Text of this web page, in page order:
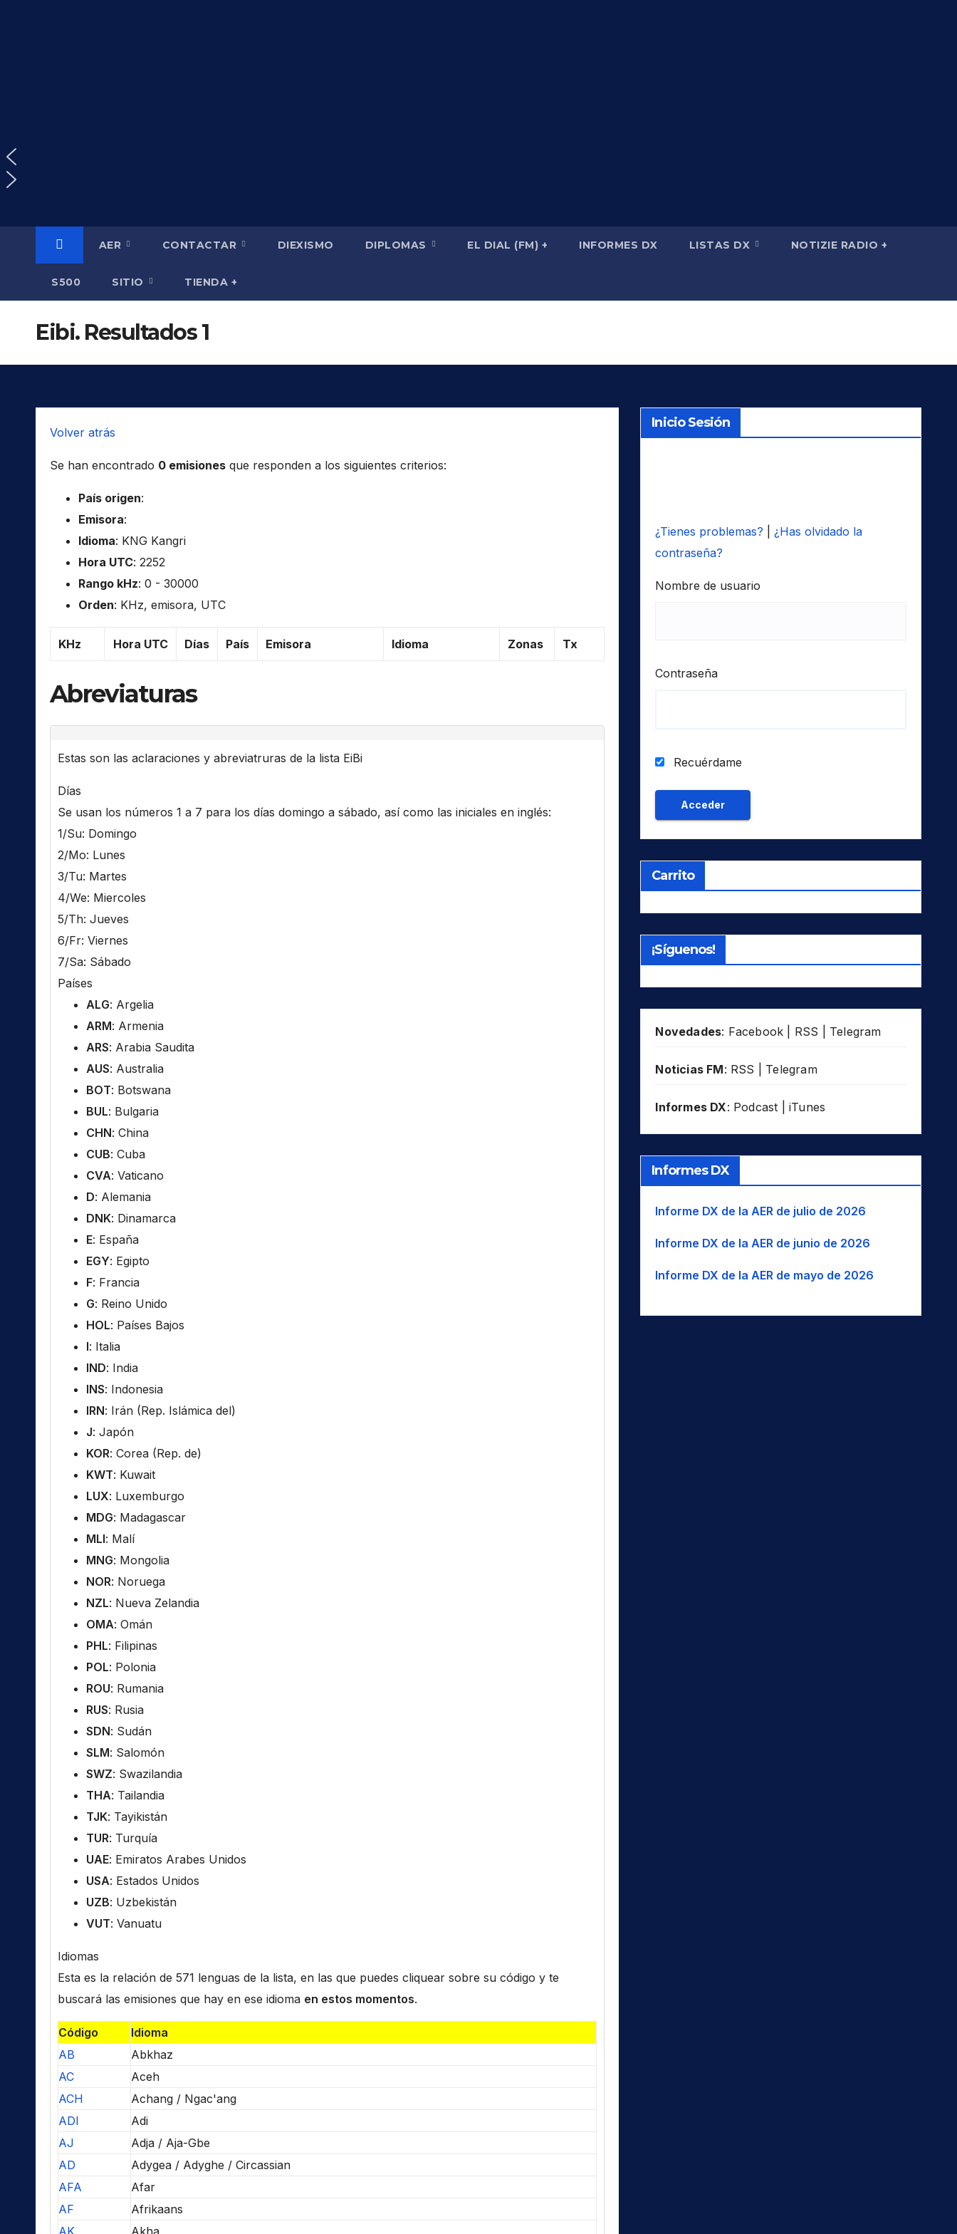
AER CONTACTAR DIEXISMO DIPLOMAS EL DIAL (FM) + INFORMES DX LISTAS DX NOTIZIE RADIO +
S500 SITIO TIENDA +
Eibi. Resultados 1
Volver atrás
Se han encontrado 0 emisiones que responden a los siguientes criterios:
País origen:
Emisora:
Idioma: KNG Kangri
Hora UTC: 2252
Rango kHz: 0 - 30000
Orden: KHz, emisora, UTC
KHz Hora UTC Días País Emisora Idioma Zonas Tx
Abreviaturas
Estas son las aclaraciones y abreviatruras de la lista EiBi
Días
Se usan los números 1 a 7 para los días domingo a sábado, así como las iniciales en inglés:
1/Su: Domingo
2/Mo: Lunes
3/Tu: Martes
4/We: Miercoles
5/Th: Jueves
6/Fr: Viernes
7/Sa: Sábado
Países
ALG: Argelia
ARM: Armenia
ARS: Arabia Saudita
AUS: Australia
BOT: Botswana
BUL: Bulgaria
CHN: China
CUB: Cuba
CVA: Vaticano
D: Alemania
DNK: Dinamarca
E: España
EGY: Egipto
F: Francia
G: Reino Unido
HOL: Países Bajos
I: Italia
IND: India
INS: Indonesia
IRN: Irán (Rep. Islámica del)
J: Japón
KOR: Corea (Rep. de)
KWT: Kuwait
LUX: Luxemburgo
MDG: Madagascar
MLI: Malí
MNG: Mongolia
NOR: Noruega
NZL: Nueva Zelandia
OMA: Omán
PHL: Filipinas
POL: Polonia
ROU: Rumania
RUS: Rusia
SDN: Sudán
SLM: Salomón
SWZ: Swazilandia
THA: Tailandia
TJK: Tayikistán
TUR: Turquía
UAE: Emiratos Arabes Unidos
USA: Estados Unidos
UZB: Uzbekistán
VUT: Vanuatu
Idiomas
Esta es la relación de 571 lenguas de la lista, en las que puedes cliquear sobre su código y te
buscará las emisiones que hay en ese idioma en estos momentos.
Código
Idioma
AB
Abkhaz
AC
Aceh
ACH
Achang / Ngac'ang
ADI
Adi
AJ
Adja / Aja-Gbe
AD
Adygea / Adyghe / Circassian
AFA
Afar
AF
Afrikaans
Inicio Sesión
¿Tienes problemas?
¿Has olvidado la
contraseña?
Nombre de usuario
Contraseña
Recuérdame
Carrito
¡Síguenos!
Novedades: Facebook RSS Telegram
Noticias FM: RSS Telegram
Informes DX: Podcast iTunes
Informes DX
Informe DX de la AER de julio de 2026
Informe DX de la AER de junio de 2026
Informe DX de la AER de mayo de 2026